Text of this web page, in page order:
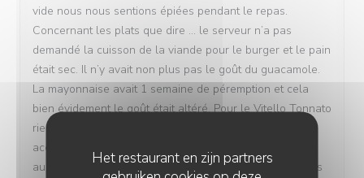
Het restaurant en zijn partners
vide nous nous sentions épiées pendant le repas.
Concernant les plats que dire … le serveur n’a pas
demandé la cuisson de la viande pour le burger et le pain
était sec. Il n’y avait non plus pas le goût du guacamole.
La mayonnaise avait 1 semaine de péremption et cela
bien évidement le goût était altéré. Pour le Vitello Tonnato
rien à redire sauf peut-être des frites en
accompagnement comme dans chaque restaurant. Il y’a
aussi du pain qui est en accompagnement mais les frites